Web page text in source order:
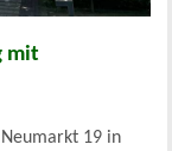
mit
19 in